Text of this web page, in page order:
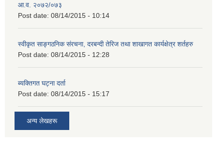
आ.व. २०७२/०७३
Post date: 08/14/2015 - 10:14
स्वीकृत साङ्गठनिक संरचना, दरबन्दी तेरिज तथा शाखागत कार्यक्षेत्र शर्तहरु
Post date: 08/14/2015 - 12:28
ब्यक्तिगत घट्ना दर्ता
Post date: 08/14/2015 - 15:17
अन्य लेखहरू